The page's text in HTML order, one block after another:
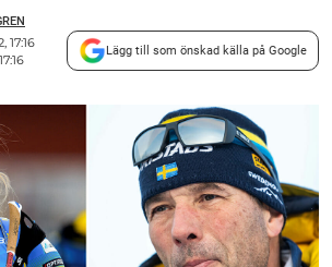
17:16
Lägg till som önskad källa på Google